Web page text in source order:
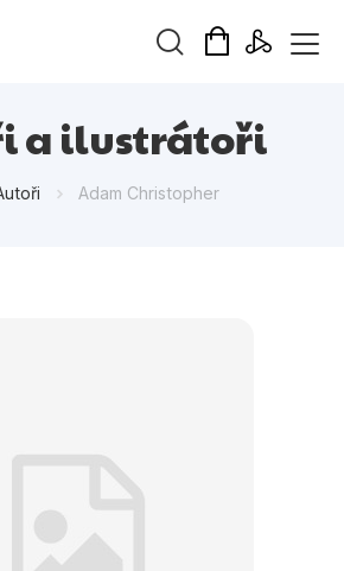
a ilustrátoři
Adam Christopher